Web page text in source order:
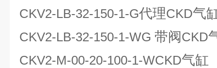
CKV2-LB-32-150-1-G代理CKD气
CKV2-LB-32-150-1-WG 带阀CKD
CKV2-M-00-20-100-1-WCKD气缸